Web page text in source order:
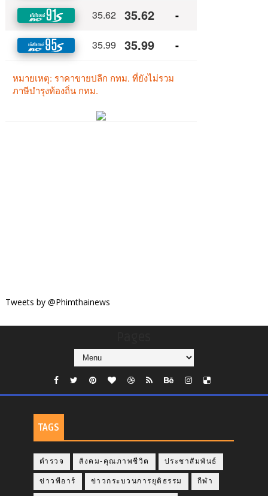
Tweets by @Phimthainews
TAGS
ตำรวจ สังคม-คุณภาพชีวิต ประชาสัมพันธ์
ข่าวพีอาร์ ข่าวกระบวนการยุติธรรม กีฬา